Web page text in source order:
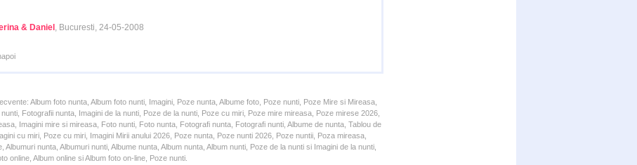
& Daniel , Bucuresti, 24-05-2008
Album foto nunta, Album foto nunti, Imagini, Poze nunta, Albume foto, Poze nunti, Poze Mire si Mireasa,
nunti, Fotografii nunta, Imagini de la nunti, Poze de la nunti, Poze cu miri, Poze mire mireasa, Poze mirese 2026,
Imagini mire si mireasa, Foto nunti, Foto nunta, Fotografi nunta, Fotografi nunti, Albume de nunta, Tablou de
cu miri, Poze cu miri, Imagini Mirii anului 2026, Poze nunta, Poze nunti 2026, Poze nuntii, Poza mireasa,
Albumuri nunta, Albumuri nunti, Albume nunta, Album nunta, Album nunti, Poze de la nunti si Imagini de la nunti,
online, Album online si Album foto on-line, Poze nunti.